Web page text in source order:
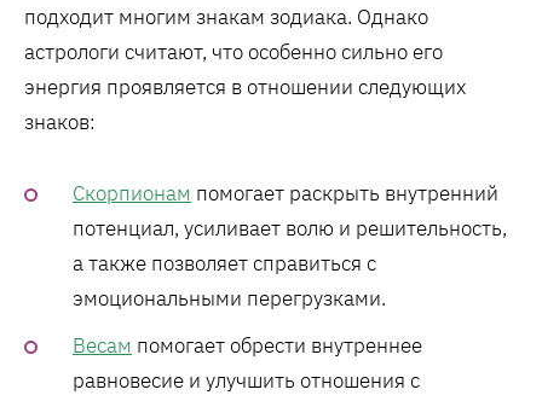
подходит многим знакам зодиака. Однако
астрологи считают, что особенно сильно его
энергия проявляется в отношении следующих
знаков:
Скорпионам помогает раскрыть внутренний
потенциал, усиливает волю и решительность,
а также позволяет справиться с
эмоциональными перегрузками.
Весам помогает обрести внутреннее
равновесие и улучшить отношения с